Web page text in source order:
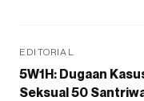
EDITORIAL
5W1H: Dugaan
Seksual 50